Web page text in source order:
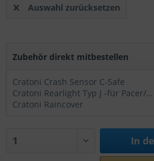
Auswahl zurücksetzen
Zubehör direkt mitbestellen
Cratoni Crash Sensor C-Safe
Cratoni Rearlight Typ J -für Pacer/Agravic/AllSet
Cratoni Raincover
In